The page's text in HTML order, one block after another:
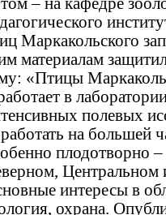
– на кафедре
Маркакольского
материалам
«Птицы
в
полевых
на большей
плодотворно
Центральном
интересы в
охрана.